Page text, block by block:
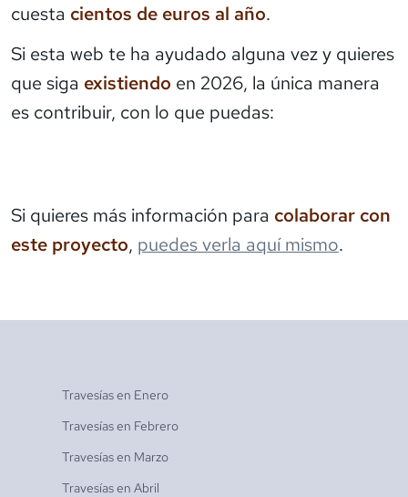
cuesta cientos de euros al año.
Si esta web te ha ayudado alguna vez y quieres
que siga existiendo en 2026, la única manera
es contribuir, con lo que puedas:
Si quieres más información para colaborar con
este proyecto, puedes verla aquí mismo.
Travesías en Enero
Travesías en Febrero
Travesías en Marzo
Travesías en Abril